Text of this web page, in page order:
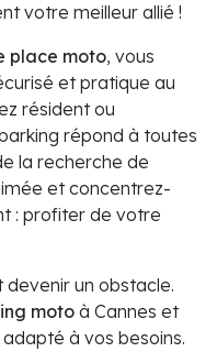
votre meilleur allié !
place moto, vous
et pratique au
résident ou
répond à toutes
la recherche de
et concentrez-
: profiter de votre
un obstacle.
moto à Cannes et
à vos besoins.